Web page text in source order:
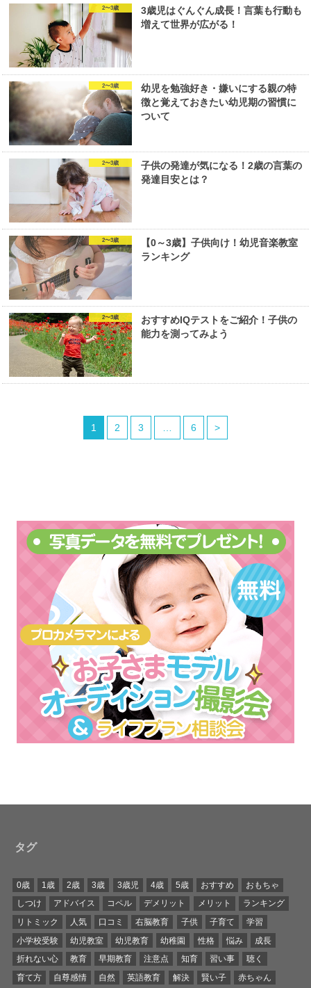
2〜3歳
3歳児はぐんぐん成長！言葉も行動も
増えて世界が広がる！
2〜3歳
幼児を勉強好き・嫌いにする親の特
徴と覚えておきたい幼児期の習慣に
ついて
2〜3歳
子供の発達が気になる！2歳の言葉の
発達目安とは？
2〜3歳
【0～3歳】子供向け！幼児音楽教室
ランキング
2〜3歳
おすすめIQテストをご紹介！子供の
能力を測ってみよう
1 2 3 6 >
タグ
0歳 1歳 2歳 3歳 3歳児 4歳 5歳 おすすめ
おもちゃ
しつけ
アドバイス コペル デメリット メリット
ランキング
リトミック
人気 口コミ 右脳教育 子供 子育て
学習
小学校受験
幼児教室 幼児教育 幼稚園 性格 悩み
成長
折れない心
教育 早期教育 注意点 知育 習い事
聴く
育て方
自尊感情 自然 英語教育 解決 賢い子 赤ちゃん